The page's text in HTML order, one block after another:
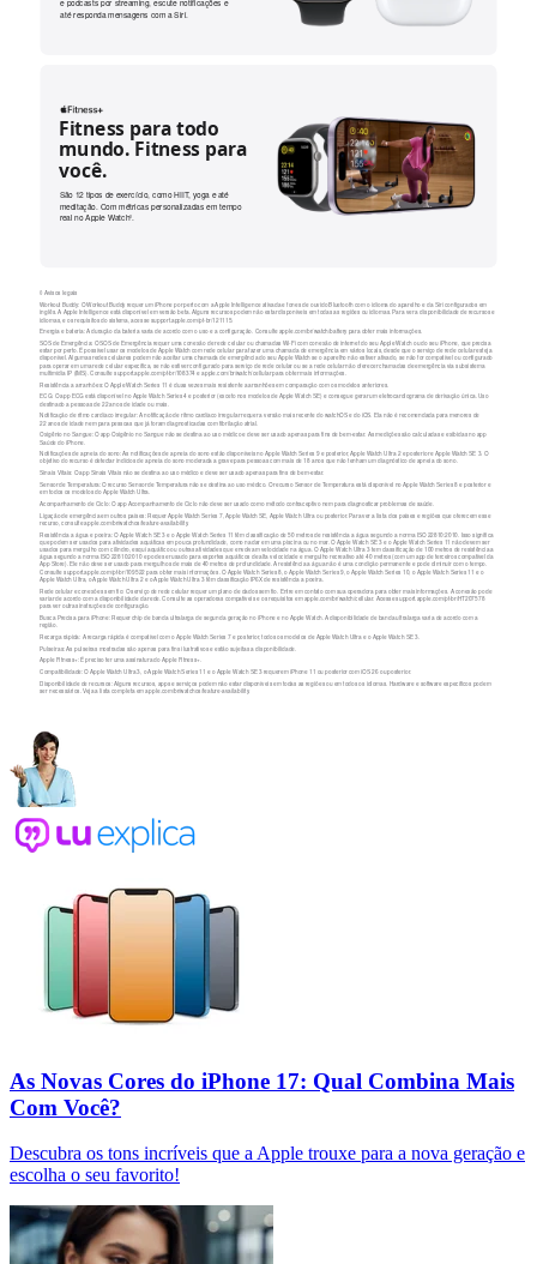
As Novas Cores do iPhone 17: Qual Combina Mais
Com Você?
Descubra os tons incríveis que a Apple trouxe para a nova geração e
escolha o seu favorito!